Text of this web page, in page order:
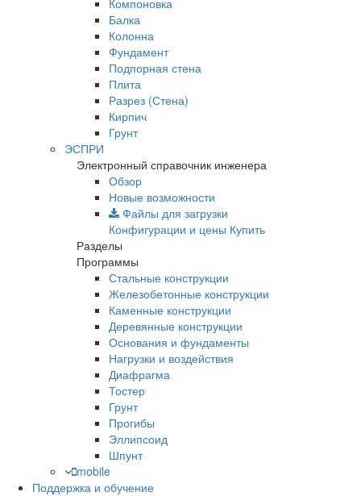
Балка
Колонна
Фундамент
Подпорная стена
Плита
Разрез (Стена)
Кирпич
Грунт
ЭСПРИ
Электронный справочник инженера
Обзор
Новые возможности
Файлы для загрузки
Конфигурации и цены Купить
Разделы
Программы
Стальные конструкции
Железобетонные конструкции
Каменные конструкции
Деревянные конструкции
Основания и фундаменты
Нагрузки и воздействия
Диафрагма
Тостер
Грунт
Прогибы
Эллипсоид
Шпунт
mobile
Поддержка и обучение